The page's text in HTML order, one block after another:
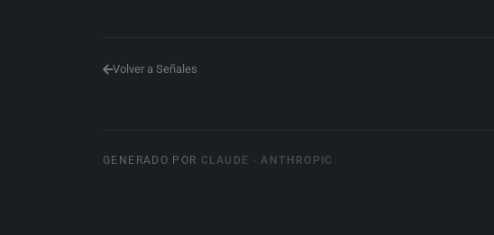
Volver a Señales
GENERADO POR CLAUDE · ANTHROPIC